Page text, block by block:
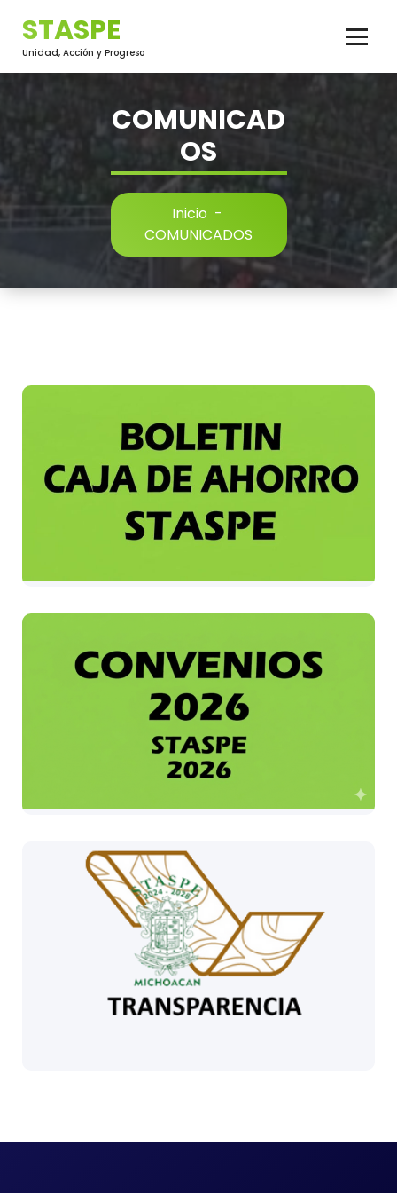
contenido
STASPE
Unidad, Acción y Progreso
COMUNICAD
OS
Inicio-
COMUNICADOS